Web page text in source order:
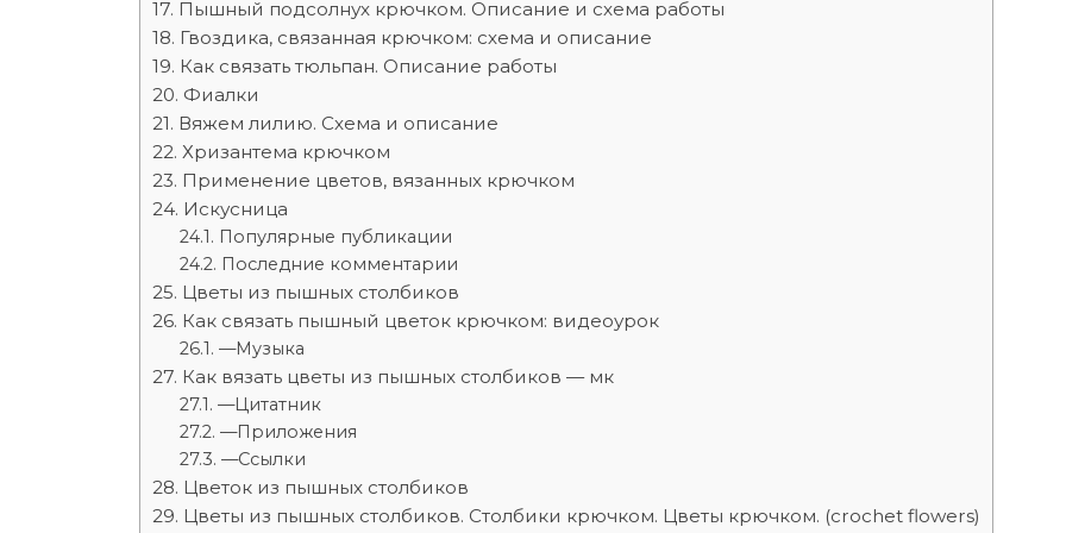
Пышный подсолнух крючком. Описание и схема работы
Гвоздика, связанная крючком: схема и описание
Как связать тюльпан. Описание работы
Фиалки
Вяжем лилию. Схема и описание
Хризантема крючком
Применение цветов, вязанных крючком
Искусница
Популярные публикации
Последние комментарии
Цветы из пышных столбиков
Как связать пышный цветок крючком: видеоурок
—Музыка
Как вязать цветы из пышных столбиков — мк
—Цитатник
—Приложения
—Ссылки
Цветок из пышных столбиков
Цветы из пышных столбиков. Столбики крючком. Цветы крючком. (crochet flowers)